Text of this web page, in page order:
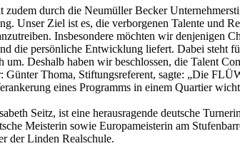
zudem durch die Neumüller Becker
Unser Ziel ist es, die verborgenen Talente und
Insbesondere möchten wir denjenigen
die persönliche Entwicklung liefert. Dabei steht
um. Deshalb haben wir beschlossen, die Talent
Thoma, Stiftungsreferent, sagte: „Die
eines Programms in einem Quartier
Seitz, ist eine herausragende deutsche
Meisterin sowie Europameisterin am
der Linden Realschule.